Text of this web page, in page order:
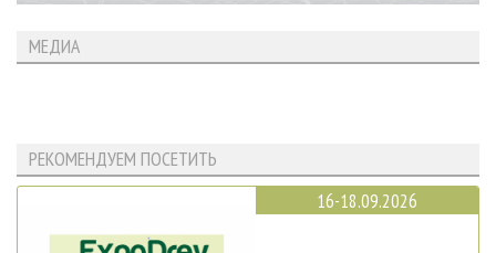
МЕДИА
РЕКОМЕНДУЕМ ПОСЕТИТЬ
16-18.09.2026